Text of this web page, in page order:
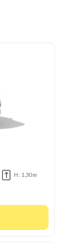
H : 1,30 m